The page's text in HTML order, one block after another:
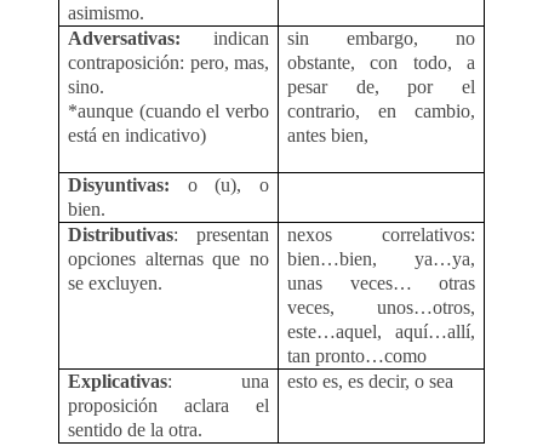
asimismo.
Adversativas:
indican
contraposición: pero, mas,
sino.
*aunque (cuando el verbo
está en indicativo)
sin embargo, no
obstante, con todo, a
pesar de, por el
contrario, en cambio,
antes bien,
Disyuntivas:
o (u), o
bien.
Distributivas: presentan
opciones alternas que no
se excluyen.
nexos correlativos:
bien…bien, ya…ya,
unas veces… otras
veces, unos…otros,
este…aquel, aquí…allí,
tan pronto…como
Explicativas: una
proposición aclara el
sentido de la otra.
esto es, es decir, o sea